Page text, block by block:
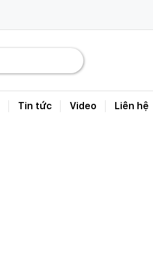
Tin tức Video Liên hệ